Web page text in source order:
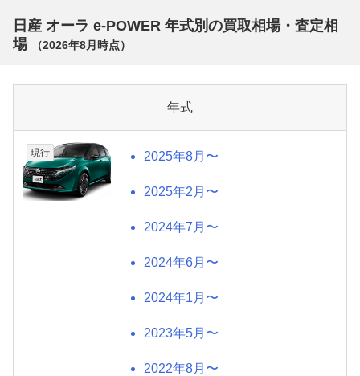
日産 オーラ e-POWER 年式別の買取相場・査定相
場
（2026年8月 時点）
年式
現行 2025年8月〜
2025年2月〜
2024年7月〜
2024年6月〜
2024年1月〜
2023年5月〜
2022年8月〜